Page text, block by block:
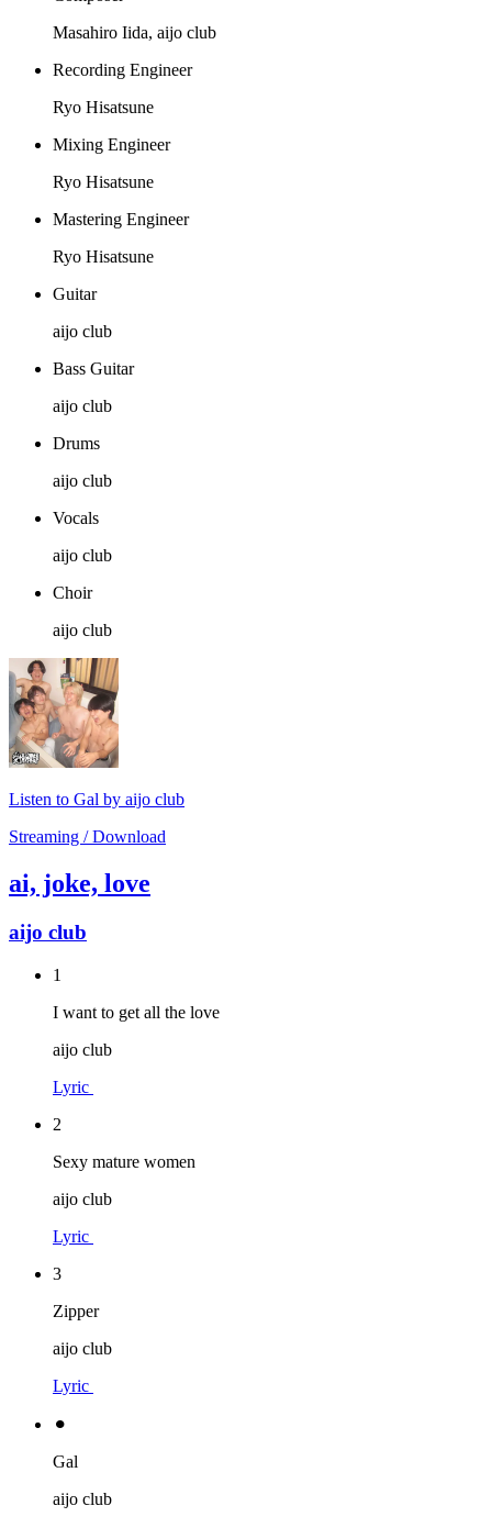
Masahiro Iida, aijo club
Recording Engineer
Ryo Hisatsune
Mixing Engineer
Ryo Hisatsune
Mastering Engineer
Ryo Hisatsune
Guitar
aijo club
Bass Guitar
aijo club
Drums
aijo club
Vocals
aijo club
Choir
aijo club
Listen to Gal by aijo club
Streaming / Download
ai, joke, love
aijo club
1
I want to get all the love
aijo club
Lyric
2
Sexy mature women
aijo club
Lyric
3
Zipper
aijo club
Lyric
⚫︎
Gal
aijo club